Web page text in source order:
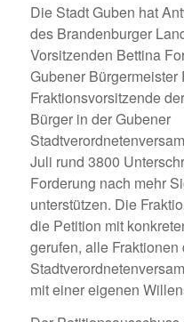
Die Stadt Guben hat
des Brandenburger
Vorsitzenden Bettina
Gubener Bürgermeister
Fraktionsvorsitzende
Bürger in der Gubener
Juli rund 3800
Forderung nach mehr
unterstützen. Die
die Petition mit
gerufen, alle Fraktionen
mit einer eigenen